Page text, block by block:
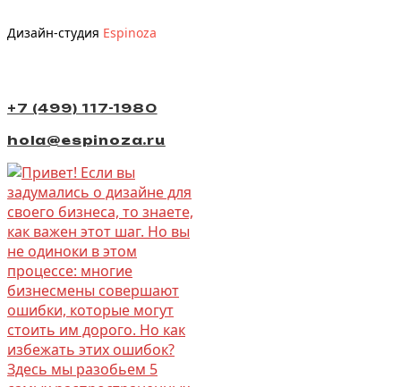
Дизайн-студия Espinoza
+7 (499) 117-1980
hola@espinoza.ru